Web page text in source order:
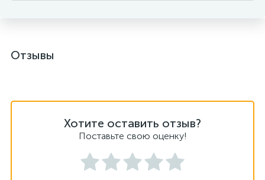
Отзывы
Хотите оставить отзыв?
Поставьте свою оценку!